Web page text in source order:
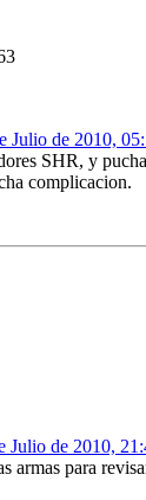
Julio de 2010,
SHR, y
complicacion.
Julio de 2010,
armas para